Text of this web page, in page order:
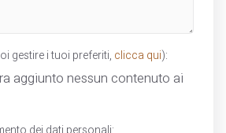
gestire i tuoi preferiti, clicca qui):
aggiunto nessun contenuto ai